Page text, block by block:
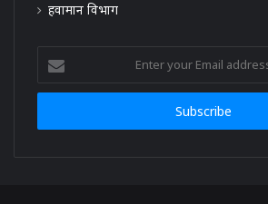
हवामान विभाग
your
Email